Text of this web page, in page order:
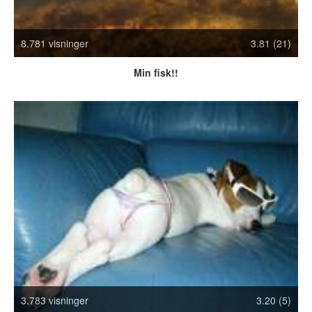
Crazy Stuff
Dyr
Facebook mm.
Memes
Nasty Shit!
Owned & Fail!
SMS & Autocorrect
Tegninger
Bedst bedømte
Flest visninger
Mest delte
Mest omtalte
8.781 visninger 3.81 (21)
Min fisk!!
3.783 visninger 3.20 (5)